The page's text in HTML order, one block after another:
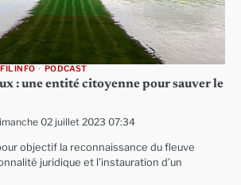
INFO PODCAST
: une entité citoyenne pour sauver le
02 juillet 2023 07:34
objectif la reconnaissance du fleuve
juridique et l’instauration d’un